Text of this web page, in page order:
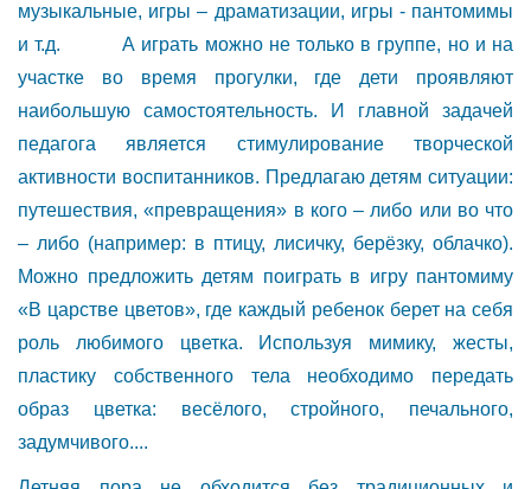
музыкальные, игры – драматизации, игры - пантомимы
и т.д. А играть можно не только в группе, но и на
участке во время прогулки, где дети проявляют
наибольшую самостоятельность. И главной задачей
педагога является стимулирование творческой
активности воспитанников. Предлагаю детям ситуации:
путешествия, «превращения» в кого – либо или во что
– либо (например: в птицу, лисичку, берёзку, облачко).
Можно предложить детям поиграть в игру пантомиму
«В царстве цветов», где каждый ребенок берет на себя
роль любимого цветка. Используя мимику, жесты,
пластику собственного тела необходимо передать
образ цветка: весёлого, стройного, печального,
задумчивого....